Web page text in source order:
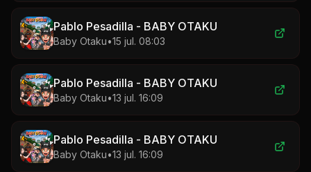
Pablo Pesadilla - BABY OTAKU
Baby Otaku•15 jul. 08:03
Pablo Pesadilla - BABY OTAKU
Baby Otaku•13 jul. 16:09
Pablo Pesadilla - BABY OTAKU
Baby Otaku•13 jul. 16:09